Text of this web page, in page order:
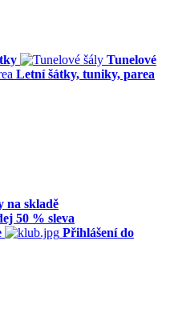
Tunelové
Letní šátky, tuniky, parea
na skladě
50 % sleva
Přihlášení do